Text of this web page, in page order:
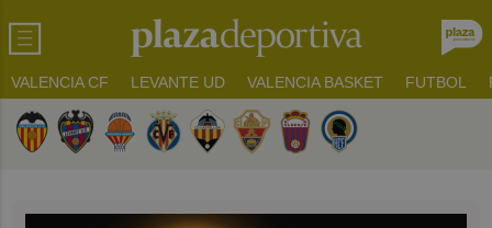
VALENCIA CF LEVANTE UD VALENCIA BASKET FUTBOL